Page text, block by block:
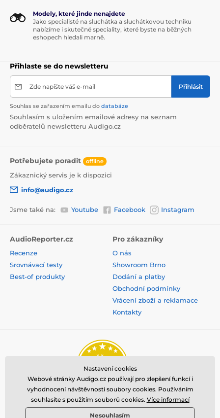
Modely, které jinde nenajdete
Jako specialisté na sluchátka a sluchátkovou techniku
nabízíme i skutečné speciality, které byste na běžných
eshopech hledali marně.
Přihlaste se do newsletteru
Zde napište váš e-mail Přihlásit
Souhlas se zařazením emailu do databáze
Souhlasím s uložením emailové adresy na seznam
odběratelů newsletteru Audigo.cz
Potřebujete poradit offline
Zákaznický servis je k dispozici
info@audigo.cz
Jsme také na: Youtube Facebook Instagram
AudioReporter.cz
Recenze
Srovnávací testy
Best-of produkty
Pro zákazníky
O nás
Showroom Brno
Dodání a platby
Obchodní podmínky
Vrácení zboží a reklamace
Kontakty
Nastavení cookies
Webové stránky Audigo.cz používají pro zlepšení funkcí i
vyhodnocení návštěvnosti soubory cookies. Používáním
souhlasíte s použitím souborů cookies. Více informací
Nesouhlasím